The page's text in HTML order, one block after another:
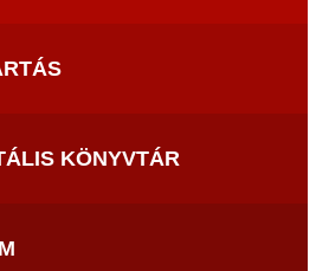
KÖNYVTÁR